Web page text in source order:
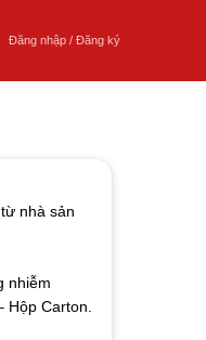
Đăng nhập / Đăng ký
nhà sản
nhiễm
Hộp Carton.